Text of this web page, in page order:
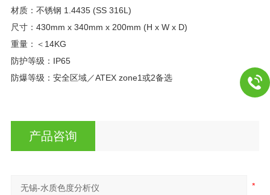
材质：不锈钢 1.4435 (SS 316L)
尺寸：430mm x 340mm x 200mm (H x W x D)
重量：＜14KG
防护等级：IP65
防爆等级：安全区域／ATEX zone1或2备选
产品咨询